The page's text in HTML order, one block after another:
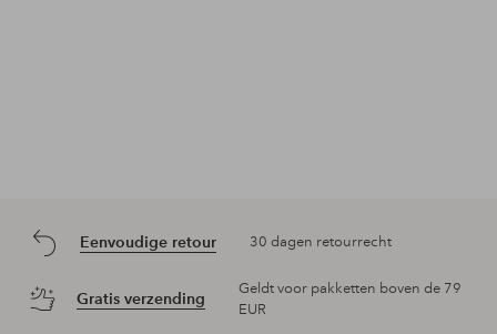
Eenvoudige retour 30 dagen retourrecht
Gratis verzending
Geldt voor pakketten boven de 79
EUR